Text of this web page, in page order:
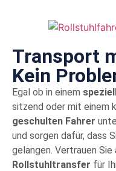
Transport
Kein
Egal ob in einem
sitzend oder mit einem
geschulten Fahrer
und sorgen dafür, dass
gelangen. Vertrauen Sie
Rollstuhltransfer für